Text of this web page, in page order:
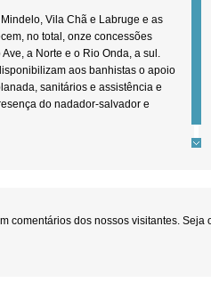
Vila Chã e Labruge e as
no total, onze concessões
a Norte e o Rio Onda, a sul.
aos banhistas o apoio
sanitários e assistência e
do nadador-salvador e
comentários dos nossos visitantes. Seja